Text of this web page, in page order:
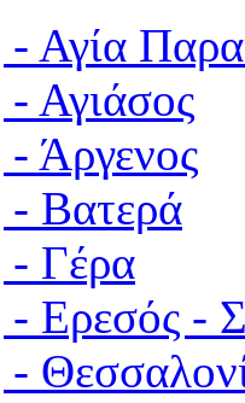
Αγία
Αγιάσος
Άργενος
- Βατερά
- Γέρα
- Ερεσός -